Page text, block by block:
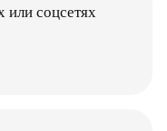
соцсетях